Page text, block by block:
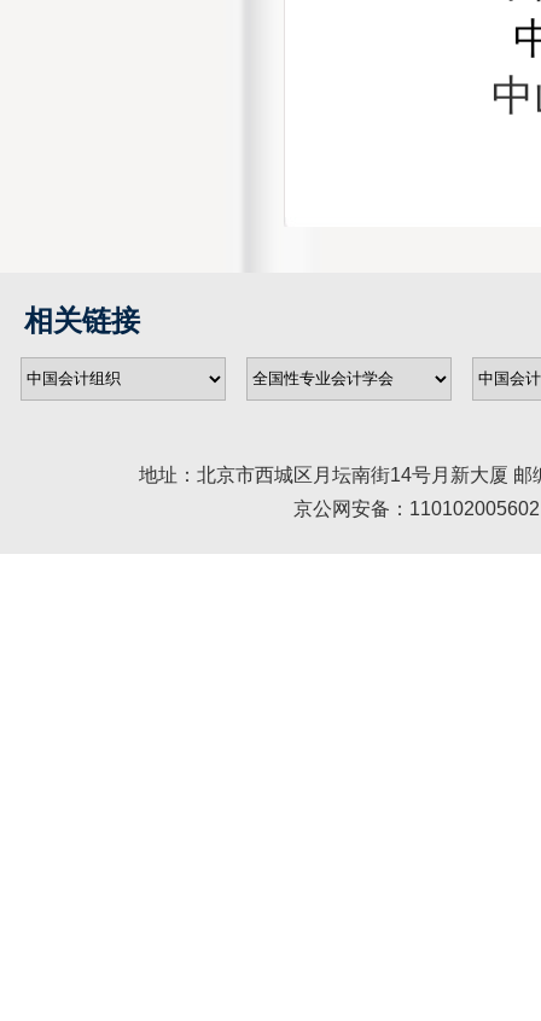
中山
相关链接
地址：北京市西城区月坛南街14号月新大厦
京公网安备：